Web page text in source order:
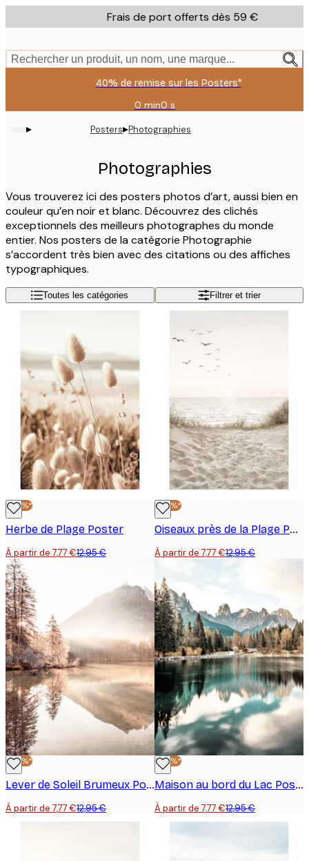
to
content.
Frais de port offerts dès 59 €
Rechercher un produit, un nom, une marque...
40% de remise sur les Posters*
0 min0 s
Valable
jusqu'au
:
09
▸ Posters▸Photographies
Photographies
Vous trouverez ici des posters photos d’art, aussi bien en
couleur qu’en noir et blanc. Découvrez des clichés
exceptionnels des meilleurs photographes du monde
entier. Nos posters de la catégorie Photographie
s’accordent très bien avec des citations ou des affiches
typographiques.
Toutes les catégories Filtrer et trier
-40%*
Herbe de Plage Poster
À partir de 7,77 €12,95 €
-40%*
Oiseaux près de la Plage Poster
À partir de 7,77 €12,95 €
-40%*
Lever de Soleil Brumeux Poster
À partir de 7,77 €12,95 €
-40%*
Maison au bord du Lac Poster
À partir de 7,77 €12,95 €